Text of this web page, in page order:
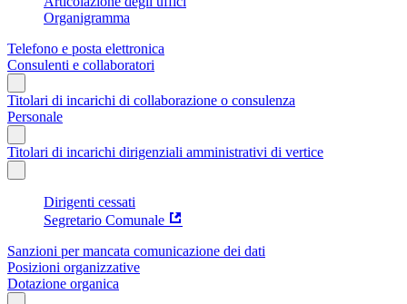
Organigramma
Telefono e posta elettronica
Consulenti e collaboratori
Titolari di incarichi di collaborazione o consulenza
Personale
Titolari di incarichi dirigenziali amministrativi di vertice
Dirigenti cessati
Segretario Comunale
Sanzioni per mancata comunicazione dei dati
Posizioni organizzative
Dotazione organica